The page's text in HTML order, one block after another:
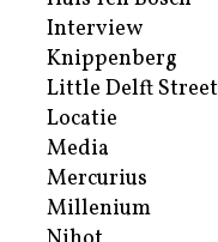
Interview
Knippenberg
Little Delft Street
Locatie
Media
Mercurius
Millenium